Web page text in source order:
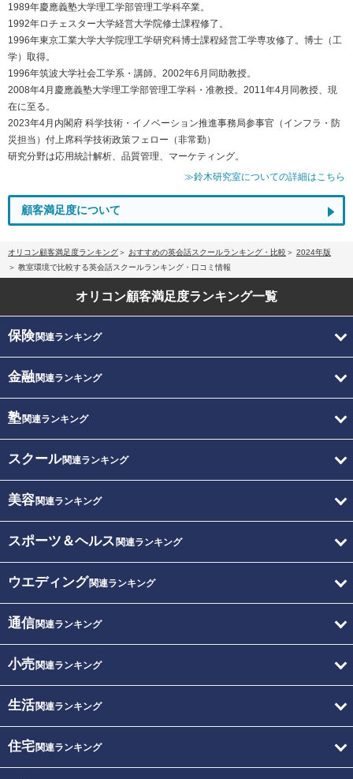
1989年慶應義塾大学理工学部管理工学科卒業。
1992年ロチェスター大学経営大学院修士課程修了。
1996年東京工業大学大学院理工学研究科博士課程経営工学専攻修了。博士（工
学）取得。
1996年筑波大学社会工学系・講師。2002年6月同助教授。
2008年4月慶應義塾大学理工学部管理工学科・准教授。2011年4月同教授、現
在に至る。
2023年4月内閣府 科学技術・イノベーション推進事務局参事官（インフラ・防
災担当）付上席科学技術政策フェロー（非常勤）
研究分野は応用統計解析、品質管理、マーケティング。
≫鈴木研究室についての詳細はこちら
顧客満足度について
オリコン顧客満足度ランキング おすすめの英会話スクールランキング・比較
2024年版
教室環境で比較する英会話スクールランキング・口コミ情報
オリコン顧客満足度ランキング一覧
保険関連ランキング
金融関連ランキング
塾関連ランキング
スクール関連ランキング
美容関連ランキング
スポーツ＆ヘルス 関連ランキング
ウエディング関連ランキング
通信関連ランキング
小売関連ランキング
生活関連ランキング
住宅関連ランキング